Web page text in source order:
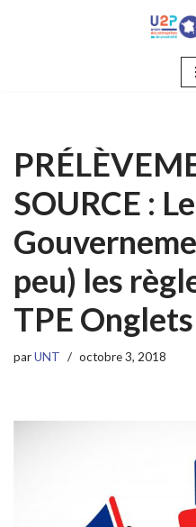
SOURCE : Le
peu) les
TPE
parUNT octobre 3, 2018